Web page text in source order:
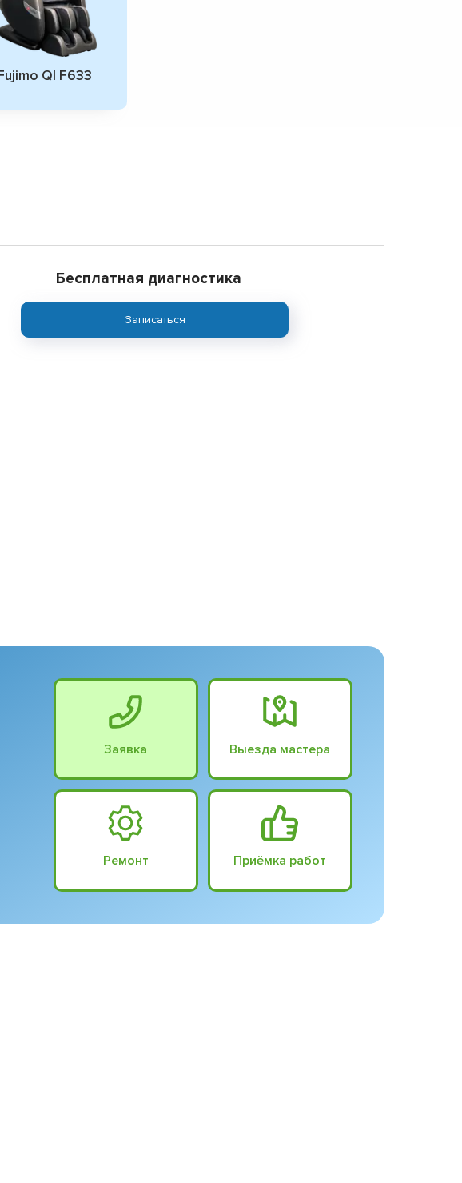
QI F633
Бесплатная диагностика
Записаться
Заявка Выезда мастера
Ремонт Приёмка работ